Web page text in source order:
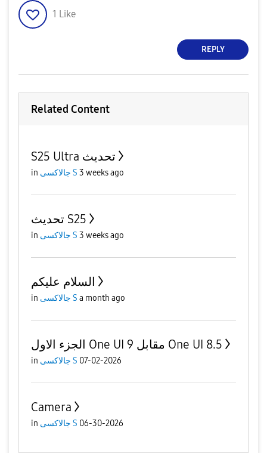
1 Like
REPLY
Related Content
S25 Ultra تحديث
in جالاكسى S 3 weeks ago
تحديث S25
in جالاكسى S 3 weeks ago
السلام عليكم
in جالاكسى S a month ago
الجزء الاول One UI 9 مقابل One UI 8.5
in جالاكسى S 07-02-2026
Camera
in جالاكسى S 06-30-2026